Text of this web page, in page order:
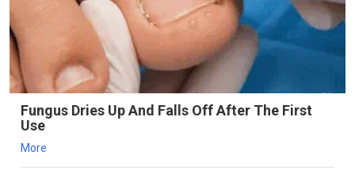
Fungus Dries Up And Falls Off After The First
Use
More